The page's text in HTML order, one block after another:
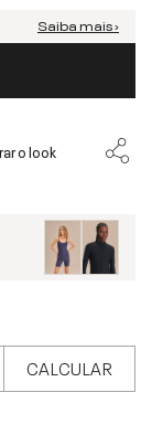
Saiba mais ›
o look
CALCULAR